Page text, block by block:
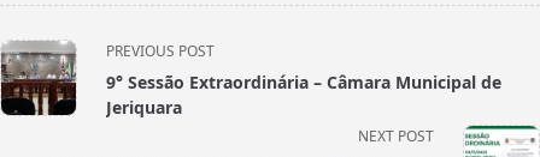
<span
class="nav-
subtitle
PREVIOUS POST
9° Sessão Extraordinária – Câmara Municipal de
Jeriquara
NEXT POST